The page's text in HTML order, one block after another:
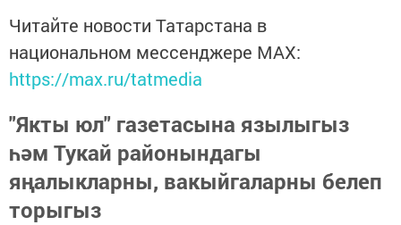
Читайте новости Татарстана в
национальном мессенджере MАХ:
https://max.ru/tatmedia
"Якты юл" газетасына язылыгыз
һәм Тукай районындагы
яңалыкларны, вакыйгаларны белеп
торыгыз